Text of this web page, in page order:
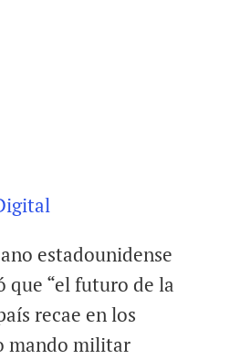
estadounidense
que “el futuro de la
recae en los
mando militar